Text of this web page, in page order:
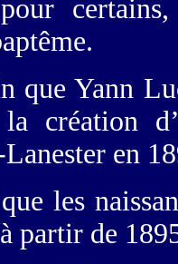
que Yann
la création
en
les
partir de